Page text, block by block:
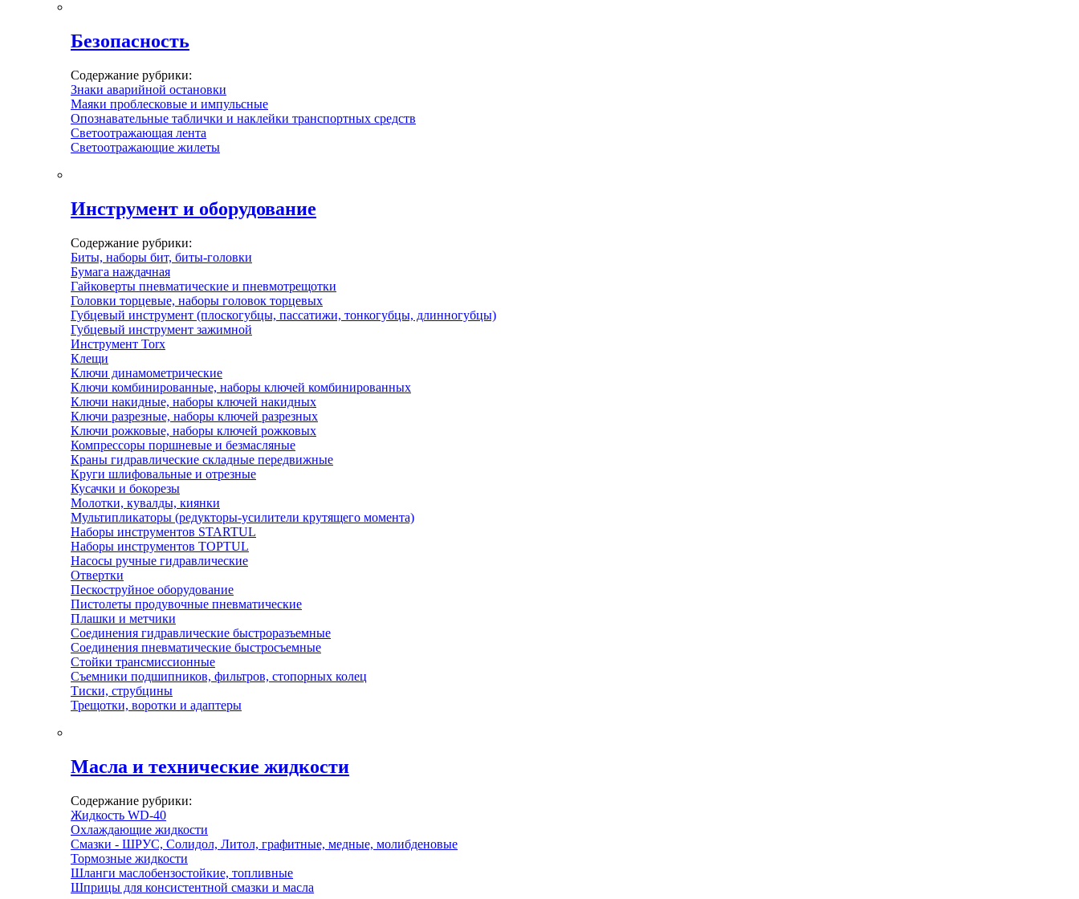
Безопасность
Содержание рубрики:
Знаки аварийной остановки
Маяки проблесковые и импульсные
Опознавательные таблички и наклейки транспортных средств
Светоотражающая лента
Светоотражающие жилеты
Инструмент и оборудование
Содержание рубрики:
Биты, наборы бит, биты-головки
Бумага наждачная
Гайковерты пневматические и пневмотрещотки
Головки торцевые, наборы головок торцевых
Губцевый инструмент (плоскогубцы, пассатижи, тонкогубцы, длинногубцы)
Губцевый инструмент зажимной
Инструмент Torx
Клещи
Ключи динамометрические
Ключи комбинированные, наборы ключей комбинированных
Ключи накидные, наборы ключей накидных
Ключи разрезные, наборы ключей разрезных
Ключи рожковые, наборы ключей рожковых
Компрессоры поршневые и безмасляные
Краны гидравлические складные передвижные
Круги шлифовальные и отрезные
Кусачки и бокорезы
Молотки, кувалды, киянки
Мультипликаторы (редукторы-усилители крутящего момента)
Наборы инструментов STARTUL
Наборы инструментов TOPTUL
Насосы ручные гидравлические
Отвертки
Пескоструйное оборудование
Пистолеты продувочные пневматические
Плашки и метчики
Соединения гидравлические быстроразъемные
Соединения пневматические быстросъемные
Стойки трансмиссионные
Съемники подшипников, фильтров, стопорных колец
Тиски, струбцины
Трещотки, воротки и адаптеры
Масла и технические жидкости
Содержание рубрики:
Жидкость WD-40
Охлаждающие жидкости
Смазки - ШРУС, Солидол, Литол, графитные, медные, молибденовые
Тормозные жидкости
Шланги маслобензостойкие, топливные
Шприцы для консистентной смазки и масла